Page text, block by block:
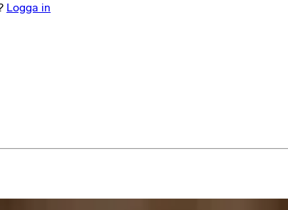
Logga in